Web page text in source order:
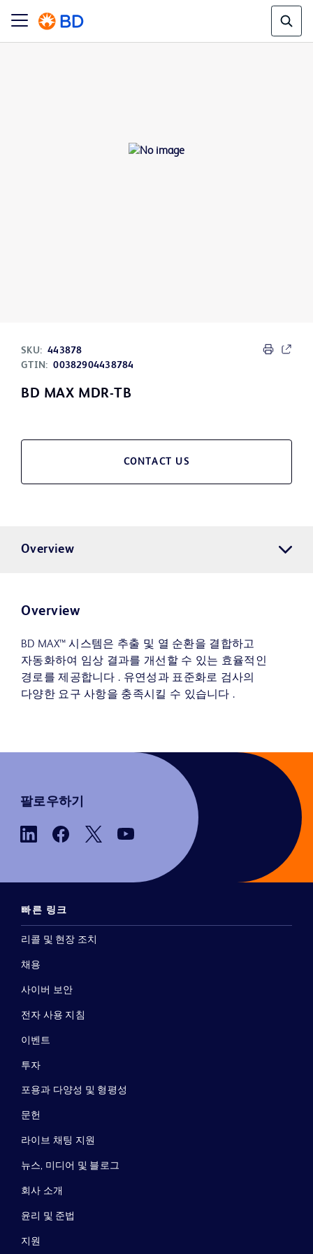
SKU: 443878
GTIN: 00382904438784
BD MAX MDR-TB
CONTACT US
Overview
Overview
BD MAX™ 시스템은 추출 및 열 순환을 결합하고
자동화하여 임상 결과를 개선할 수 있는 효율적인
경로를 제공합니다 . 유연성과 표준화로 검사의
다양한 요구 사항을 충족시킬 수 있습니다 .
팔로우하기
빠른 링크
리콜 및 현장 조치
채용
사이버 보안
전자 사용 지침
이벤트
투자
포용과 다양성 및 형평성
문헌
라이브 채팅 지원
뉴스, 미디어 및 블로그
회사 소개
윤리 및 준법
지원